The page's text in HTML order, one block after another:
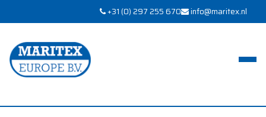
+31 (0) 297 255 670 info@maritex.nl